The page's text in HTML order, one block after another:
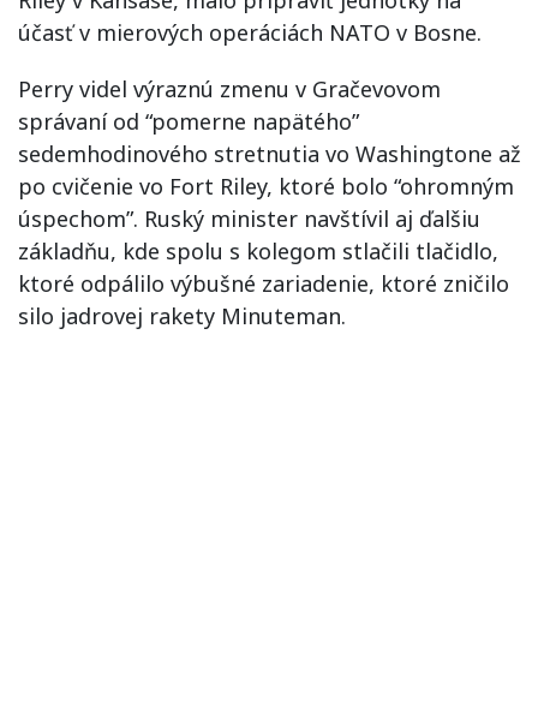
účasť v mierových operáciách NATO v Bosne.
Perry videl výraznú zmenu v Gračevovom
správaní od “pomerne napätého”
sedemhodinového stretnutia vo Washingtone až
po cvičenie vo Fort Riley, ktoré bolo “ohromným
úspechom”. Ruský minister navštívil aj ďalšiu
základňu, kde spolu s kolegom stlačili tlačidlo,
ktoré odpálilo výbušné zariadenie, ktoré zničilo
silo jadrovej rakety Minuteman.